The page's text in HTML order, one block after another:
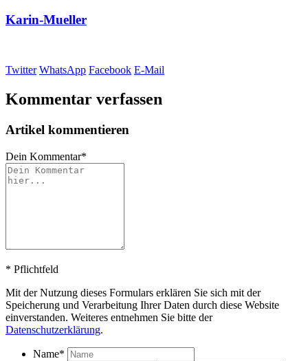
Karin-Mueller
Twitter WhatsApp Facebook E-Mail
Kommentar verfassen
Artikel kommentieren
Dein Kommentar*
* Pflichtfeld
Mit der Nutzung dieses Formulars erklären Sie sich mit der
Speicherung und Verarbeitung Ihrer Daten durch diese Website
einverstanden. Weiteres entnehmen Sie bitte der
Datenschutzerklärung.
Name*